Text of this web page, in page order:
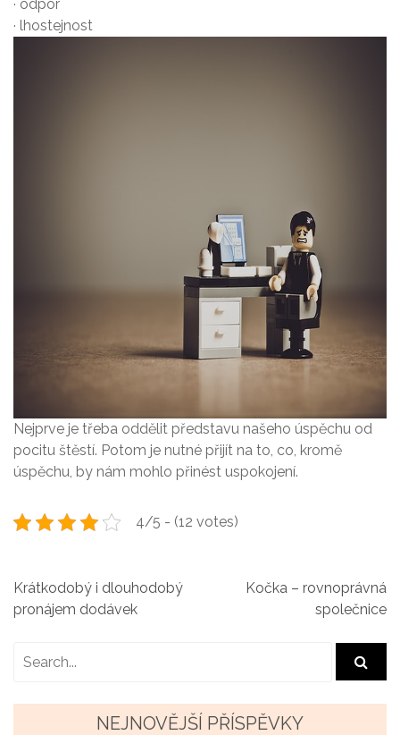
· odpor
· lhostejnost
Nejprve je třeba oddělit představu našeho úspěchu od
pocitu štěstí. Potom je nutné přijít na to, co, kromě
úspěchu, by nám mohlo přinést uspokojení.
4/5 - (12 votes)
N
a
v
i
Krátkodobý i dlouhodobý
pronájem dodávek
Kočka – rovnoprávná
společnice
NEJNOVĚJŠÍ PŘÍSPĚVKY